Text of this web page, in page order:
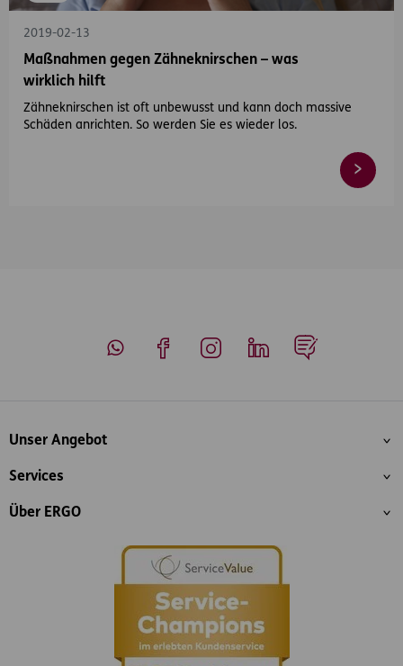
2019-02-13
Maßnahmen gegen Zähneknirschen – was
wirklich hilft
Zähneknirschen ist oft unbewusst und kann doch massive
Schäden anrichten. So werden Sie es wieder los.
Inhaltsübersicht
Unser Angebot
Services
Über ERGO